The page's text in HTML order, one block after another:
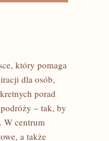
który pomaga
dla osób,
porad
– tak, by
W centrum
a także